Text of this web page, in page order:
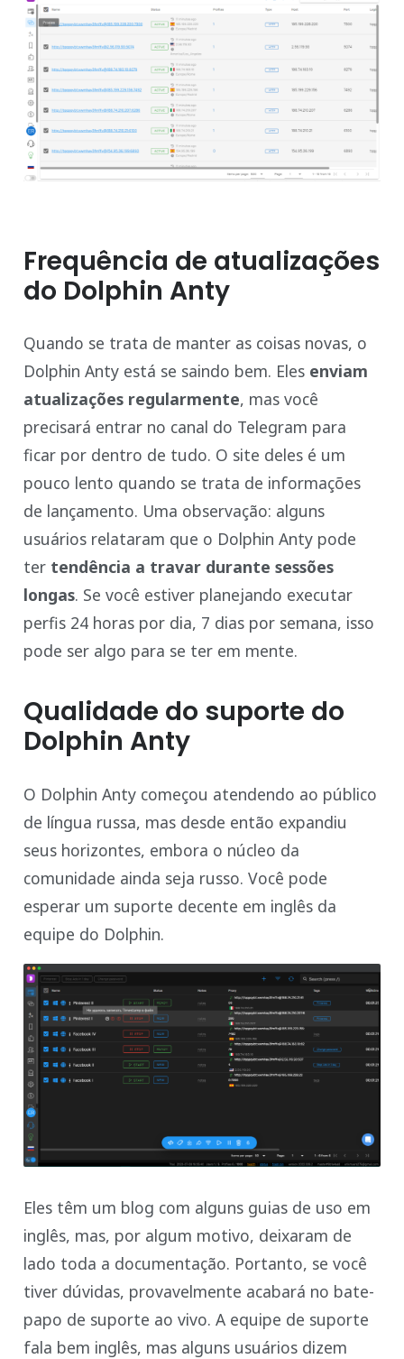
Frequência de atualizações
do Dolphin Anty
Quando se trata de manter as coisas novas, o
Dolphin Anty está se saindo bem. Eles enviam
atualizações regularmente, mas você
precisará entrar no canal do Telegram para
ficar por dentro de tudo. O site deles é um
pouco lento quando se trata de informações
de lançamento. Uma observação: alguns
usuários relataram que o Dolphin Anty pode
ter tendência a travar durante sessões
longas. Se você estiver planejando executar
perfis 24 horas por dia, 7 dias por semana, isso
pode ser algo para se ter em mente.
Qualidade do suporte do
Dolphin Anty
O Dolphin Anty começou atendendo ao público
de língua russa, mas desde então expandiu
seus horizontes, embora o núcleo da
comunidade ainda seja russo. Você pode
esperar um suporte decente em inglês da
equipe do Dolphin.
Eles têm um blog com alguns guias de uso em
inglês, mas, por algum motivo, deixaram de
lado toda a documentação. Portanto, se você
tiver dúvidas, provavelmente acabará no bate-
papo de suporte ao vivo. A equipe de suporte
fala bem inglês, mas alguns usuários dizem